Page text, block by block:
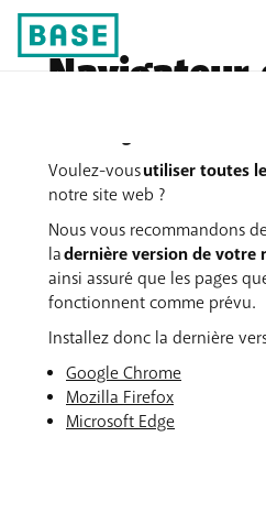
Navigateur
Voulez-vousutiliser toutes
notre site web ?
Nous vous recommandons
ladernière version de votre
ainsi assuré que les pages
fonctionnent comme prévu.
Installez donc la dernière
Google Chrome
Mozilla Firefox
Microsoft Edge